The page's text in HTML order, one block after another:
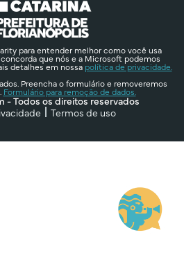
para entender melhor como você usa
que nós e a Microsoft podemos
detalhes em nossa política de privacidade.
Preencha o formulário e removeremos
Formulário para remoção de dados.
- Todos os direitos reservados
Termos de uso